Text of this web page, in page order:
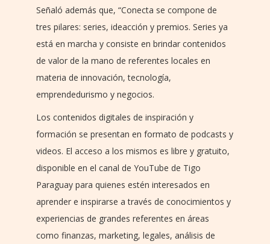
Señaló además que, “Conecta se compone de
tres pilares: series, ideacción y premios. Series ya
está en marcha y consiste en brindar contenidos
de valor de la mano de referentes locales en
materia de innovación, tecnología,
emprendedurismo y negocios.
Los contenidos digitales de inspiración y
formación se presentan en formato de podcasts y
videos. El acceso a los mismos es libre y gratuito,
disponible en el canal de YouTube de Tigo
Paraguay para quienes estén interesados en
aprender e inspirarse a través de conocimientos y
experiencias de grandes referentes en áreas
como finanzas, marketing, legales, análisis de